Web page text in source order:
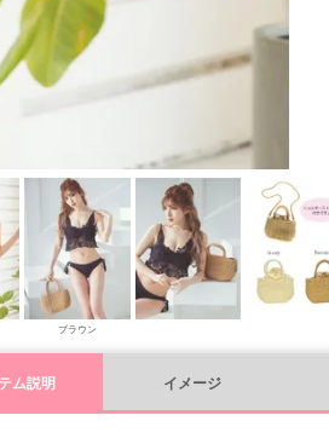
ブラウン
ム説明 イメージ